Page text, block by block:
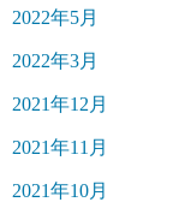
2022年5月
2022年3月
2021年12月
2021年11月
2021年10月